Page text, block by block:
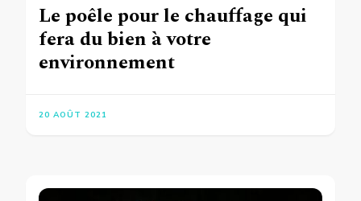
Le poêle pour le chauffage qui
fera du bien à votre
environnement
20 AOÛT 2021